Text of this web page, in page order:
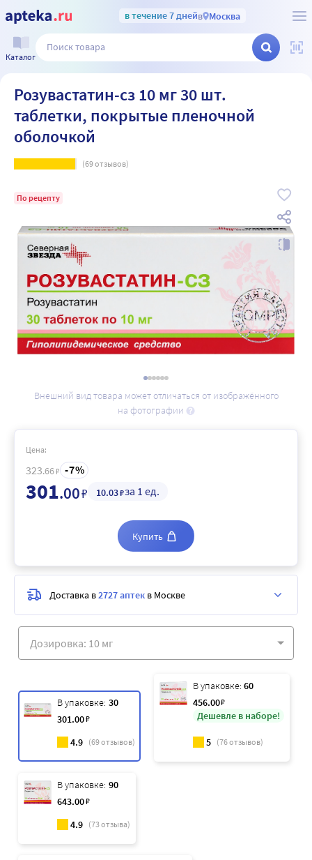
в течение 7 днейв Москва
Каталог
Розувастатин-сз 10 мг 30 шт.
таблетки, покрытые пленочной
оболочкой
(69отзывов)
По рецепту
Внешний вид товара может отличаться от изображённого
на фотографии
В упаковке: 30
301.00₽
4.9 (69отзывов)
В упаковке: 60
456.00₽
Дешевле в наборе!
5 (76отзывов)
В упаковке: 90
643.00₽
4.9 (73отзыва)
Цена:
323.66₽ 7
301.00₽ 10.03₽за 1 ед.
Купить
Доставка в2727 аптек в Москве